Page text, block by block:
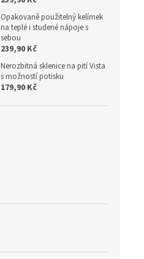
Opakovaně použitelný kelímek
na teplé i studené nápoje s
sebou
239,90 Kč
Nerozbitná sklenice na pití Vista
s možností potisku
179,90 Kč